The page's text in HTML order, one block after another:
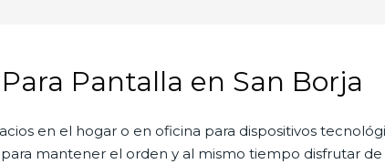
Pantalla en San Borja
en el hogar o en oficina para dispositivos
mantener el orden y al mismo tiempo disfrutar de